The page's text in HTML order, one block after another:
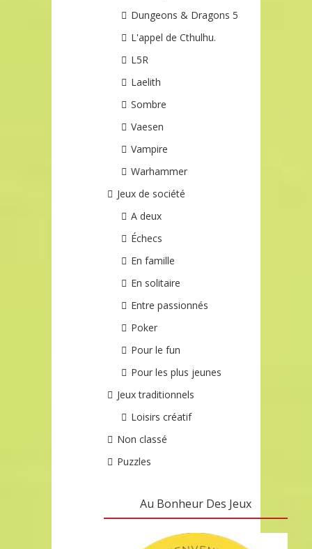
Dungeons & Dragons 5
L'appel de Cthulhu.
L5R
Laelith
Sombre
Vaesen
Vampire
Warhammer
Jeux de société
A deux
Échecs
En famille
En solitaire
Entre passionnés
Poker
Pour le fun
Pour les plus jeunes
Jeux traditionnels
Loisirs créatif
Non classé
Puzzles
Au Bonheur Des Jeux